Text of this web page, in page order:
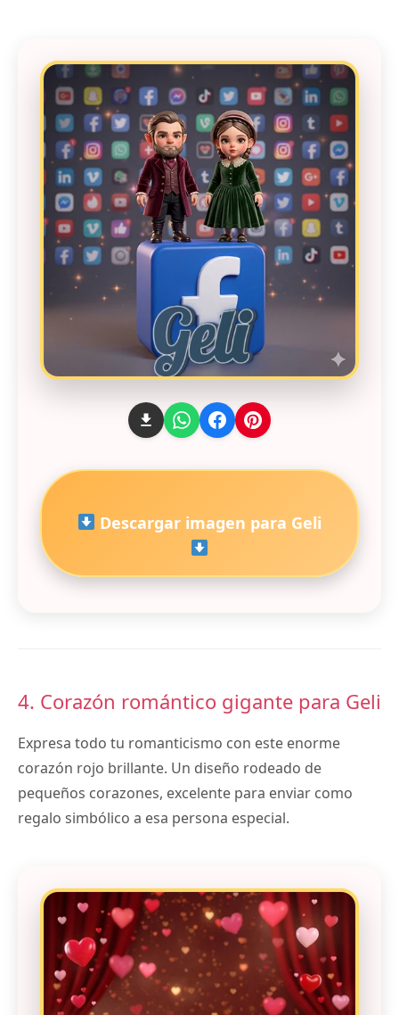
Descargar imagen para Geli
4. Corazón romántico gigante para Geli
Expresa todo tu romanticismo con este enorme
corazón rojo brillante. Un diseño rodeado de
pequeños corazones, excelente para enviar como
regalo simbólico a esa persona especial.